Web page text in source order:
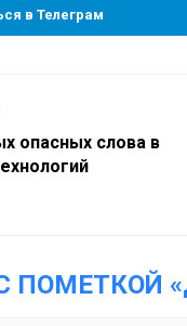
в Телеграм
опасных слова в
ПОМЕТКОЙ